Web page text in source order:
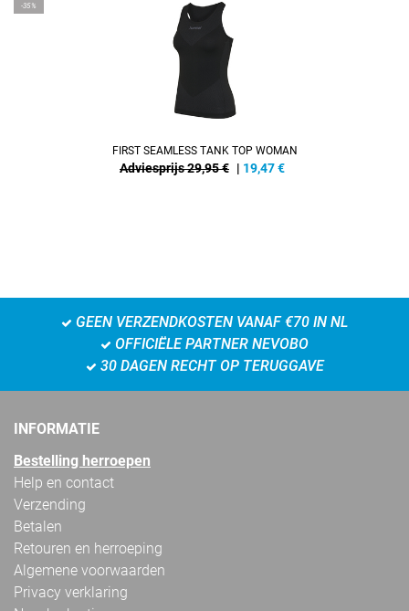
-35%
FIRST SEAMLESS TANK TOP WOMAN
Adviesprijs 29,95 € | 19,47€
GEEN VERZENDKOSTEN VANAF €70 IN NL
OFFICIËLE PARTNER NEVOBO
30 DAGEN RECHT OP TERUGGAVE
INFORMATIE
Bestelling herroepen
Help en contact
Verzending
Betalen
Retouren en herroeping
Algemene voorwaarden
Privacy verklaring